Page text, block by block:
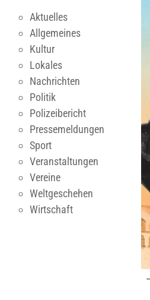
Aktuelles
Allgemeines
Kultur
Lokales
Nachrichten
Politik
Polizeibericht
Pressemeldungen
Sport
Veranstaltungen
Vereine
Weltgeschehen
Wirtschaft